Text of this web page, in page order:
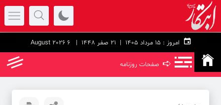
امروز : 21 صفر 1448 | 6 August 2026
➪ صفحات روزنامه